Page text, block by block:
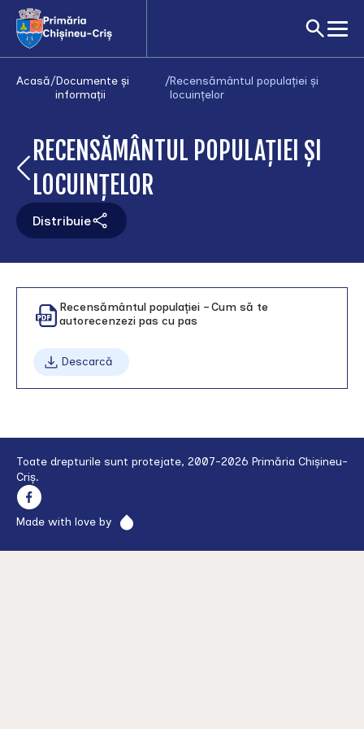
Acasă/Documente și
informații
/Recensământul populației și
locuințelor
RECENSĂMÂNTUL POPULAȚIEI ȘI
LOCUINȚELOR
Distribuie
Recensământul populației – Cum să te
autorecenzezi pas cu pas
Descarcă
Toate drepturile sunt protejate, 2007-2026 Primăria Chișineu-
Criș.
Made with love by